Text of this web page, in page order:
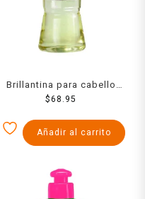
Brillantina para cabello
Palmolive con aceite de
$68.95
Añadir al carrito